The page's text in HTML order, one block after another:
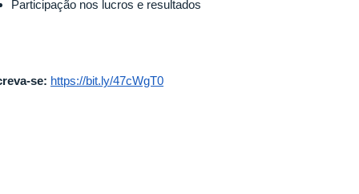
Participação nos lucros e resultados
se: https://bit.ly/47cWgT0